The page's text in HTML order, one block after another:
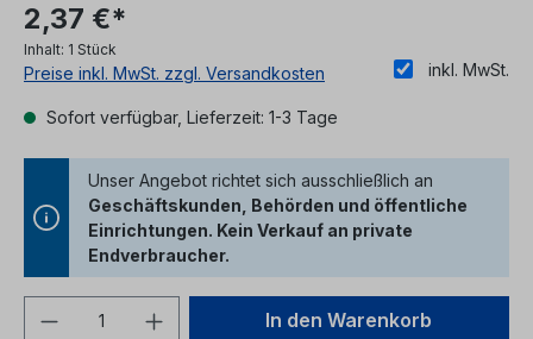
2,37 €*
Inhalt: 1 Stück
inkl. MwSt.
Preise inkl. MwSt. zzgl. Versandkosten
Sofort verfügbar, Lieferzeit: 1-3 Tage
Unser Angebot richtet sich ausschließlich an
Geschäftskunden, Behörden und öffentliche
Einrichtungen. Kein Verkauf an private
Endverbraucher.
Produkt Anzahl: Gib denIn den Warenkorb